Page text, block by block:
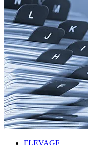
ELEVAGE